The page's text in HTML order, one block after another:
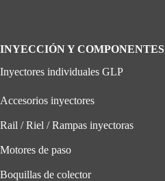
INYECCIÓN Y COMPONENTES
Inyectores individuales GLP
Accesorios inyectores
Rail / Riel / Rampas inyectoras
Motores de paso
Boquillas de colector